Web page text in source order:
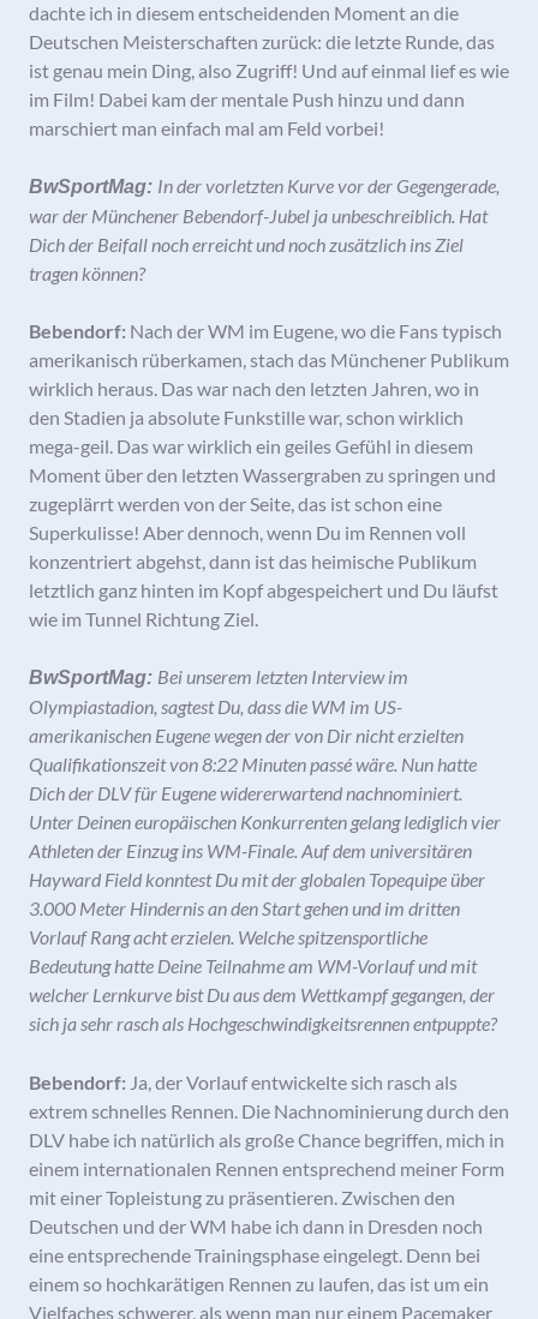
dachte ich in diesem entscheidenden Moment an die
Deutschen Meisterschaften zurück: die letzte Runde, das
ist genau mein Ding, also Zugriff! Und auf einmal lief es wie
im Film! Dabei kam der mentale Push hinzu und dann
marschiert man einfach mal am Feld vorbei!
BwSportMag: In der vorletzten Kurve vor der Gegengerade,
war der Münchener Bebendorf-Jubel ja unbeschreiblich. Hat
Dich der Beifall noch erreicht und noch zusätzlich ins Ziel
tragen können?
Bebendorf: Nach der WM im Eugene, wo die Fans typisch
amerikanisch rüberkamen, stach das Münchener Publikum
wirklich heraus. Das war nach den letzten Jahren, wo in
den Stadien ja absolute Funkstille war, schon wirklich
mega-geil. Das war wirklich ein geiles Gefühl in diesem
Moment über den letzten Wassergraben zu springen und
zugeplärrt werden von der Seite, das ist schon eine
Superkulisse! Aber dennoch, wenn Du im Rennen voll
konzentriert abgehst, dann ist das heimische Publikum
letztlich ganz hinten im Kopf abgespeichert und Du läufst
wie im Tunnel Richtung Ziel.
BwSportMag: Bei unserem letzten Interview im
Olympiastadion, sagtest Du, dass die WM im US-
amerikanischen Eugene wegen der von Dir nicht erzielten
Qualifikationszeit von 8:22 Minuten passé wäre. Nun hatte
Dich der DLV für Eugene widererwartend nachnominiert.
Unter Deinen europäischen Konkurrenten gelang lediglich vier
Athleten der Einzug ins WM-Finale. Auf dem universitären
Hayward Field konntest Du mit der globalen Topequipe über
3.000 Meter Hindernis an den Start gehen und im dritten
Vorlauf Rang acht erzielen. Welche spitzensportliche
Bedeutung hatte Deine Teilnahme am WM-Vorlauf und mit
welcher Lernkurve bist Du aus dem Wettkampf gegangen, der
sich ja sehr rasch als Hochgeschwindigkeitsrennen entpuppte?
Bebendorf: Ja, der Vorlauf entwickelte sich rasch als
extrem schnelles Rennen. Die Nachnominierung durch den
DLV habe ich natürlich als große Chance begriffen, mich in
einem internationalen Rennen entsprechend meiner Form
mit einer Topleistung zu präsentieren. Zwischen den
Deutschen und der WM habe ich dann in Dresden noch
eine entsprechende Trainingsphase eingelegt. Denn bei
einem so hochkarätigen Rennen zu laufen, das ist um ein
Vielfaches schwerer, als wenn man nur einem Pacemaker